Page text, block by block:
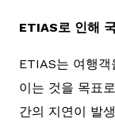
ETIAS로 인해
ETIAS는 여행
이는 것을 목표
간의 지연이 발